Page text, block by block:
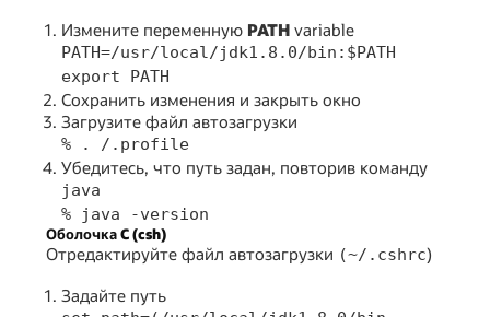
Измените переменную PATHvariable
PATH=/usr/local/jdk1.8.0/bin:$PATH
export PATH
Сохранить изменения и закрыть окно
Загрузите файл автозагрузки
% . /.profile
Убедитесь, что путь задан, повторив команду
java
% java -version
Оболочка C (csh)
Отредактируйте файл автозагрузки (~/.cshrc)
Задайте путь